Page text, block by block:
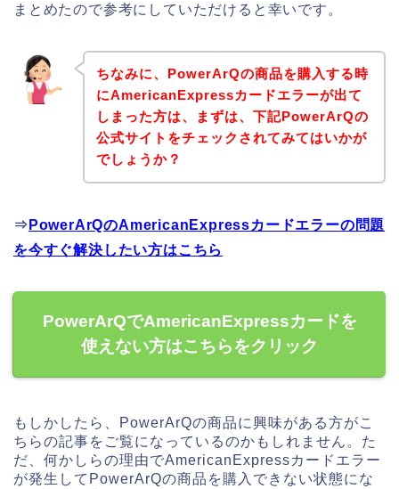
まとめたので参考にしていただけると幸いです。
ちなみに、PowerArQの商品を購入する時
にAmericanExpressカードエラーが出て
しまった方は、まずは、下記PowerArQの
公式サイトをチェックされてみてはいかが
でしょうか？
⇒ PowerArQのAmericanExpressカードエラーの問題
を今すぐ解決したい方はこちら
PowerArQでAmericanExpressカードを
使えない方はこちらをクリック
もしかしたら、PowerArQの商品に興味がある方がこ
ちらの記事をご覧になっているのかもしれません。た
だ、何かしらの理由でAmericanExpressカードエラー
が発生してPowerArQの商品を購入できない状態にな